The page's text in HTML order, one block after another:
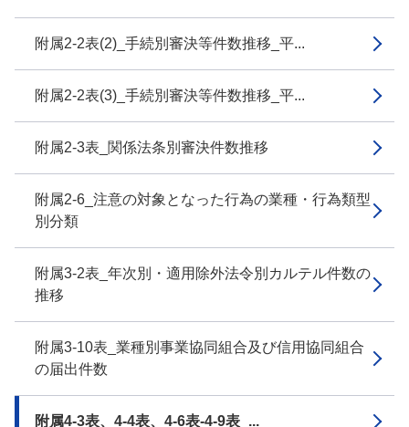
附属2-2表(2)_手続別審決等件数推移_平...
附属2-2表(3)_手続別審決等件数推移_平...
附属2-3表_関係法条別審決件数推移
附属2-6_注意の対象となった行為の業種・行為類型
別分類
附属3-2表_年次別・適用除外法令別カルテル件数の
推移
附属3-10表_業種別事業協同組合及び信用協同組合
の届出件数
附属4-3表、4-4表、4-6表-4-9表_...